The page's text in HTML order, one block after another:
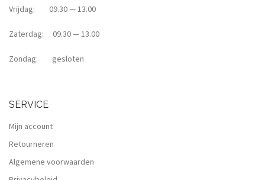
Vrijdag: 09.30 — 13.00
Zaterdag: 09.30 — 13.00
Zondag: gesloten
SERVICE
Mijn account
Retourneren
Algemene voorwaarden